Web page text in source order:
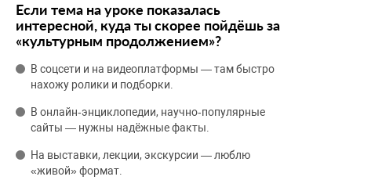
Если тема на уроке показалась
интересной, куда ты скорее пойдёшь за
«культурным продолжением»?
В соцсети и на видеоплатформы — там быстро
нахожу ролики и подборки.
В онлайн‑энциклопедии, научно‑популярные
сайты — нужны надёжные факты.
На выставки, лекции, экскурсии — люблю
«живой» формат.